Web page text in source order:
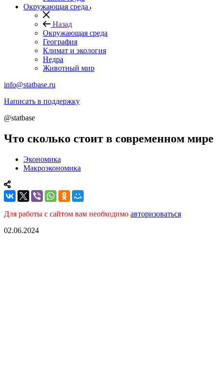
Окружающая среда
Назад
Окружающая среда
География
Климат и экология
Недра
Животный мир
info@statbase.ru
Написать в поддержку
@statbase
Что сколько стоит в современном мире
Экономика
Макроэкономика
Для работы с сайтом вам необходимо авторизоваться
02.06.2024